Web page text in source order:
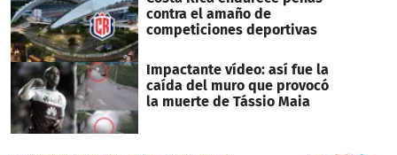
contra el amaño de
competiciones deportivas
Impactante vídeo: así fue la
caída del muro que provocó
la muerte de Tássio Maia